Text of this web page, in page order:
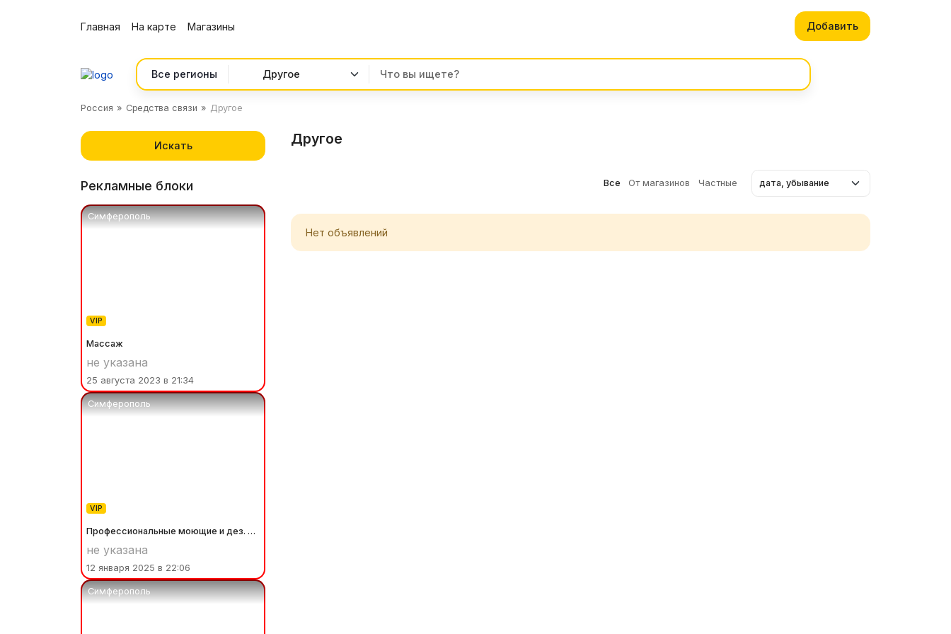
Главная На карте Магазины Добавить
Все регионы
Россия Средства связи Другое
Другое
Все От магазинов Частные
Нет объявлений
Искать
Рекламные блоки
Симферополь
VIP
Массаж
не указана
25 августа 2023 в 21:34
Симферополь
VIP
Профессиональные моющие и дез. средства
не указана
12 января 2025 в 22:06
Симферополь